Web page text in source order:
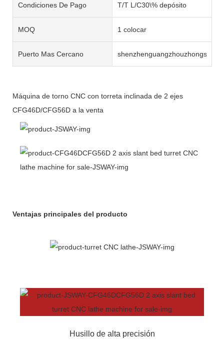
Condiciones De Pago T/T L/C30\% depósito
MOQ 1 colocar
Puerto Mas Cercano shenzhenguangzhouzhongshan
Máquina de torno CNC con torreta inclinada de 2 ejes
CFG46D/CFG56D a la venta
Ventajas principales del producto
Husillo de alta precisión